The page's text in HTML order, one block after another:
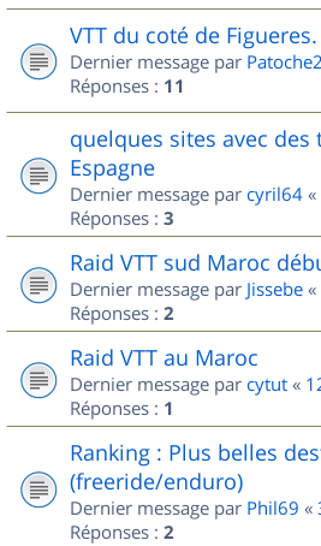
VTT du coté de Figueres.
Dernier message par
Réponses : 11
quelques sites avec des
Espagne
Dernier message par cyril64 «
Réponses : 3
Raid VTT sud Maroc
Dernier message par Jissebe «
Réponses : 2
Raid VTT au Maroc
Dernier message par cytut «
Réponses : 1
Ranking : Plus belles
(freeride/enduro)
Dernier message par Phil69 «
Réponses : 2